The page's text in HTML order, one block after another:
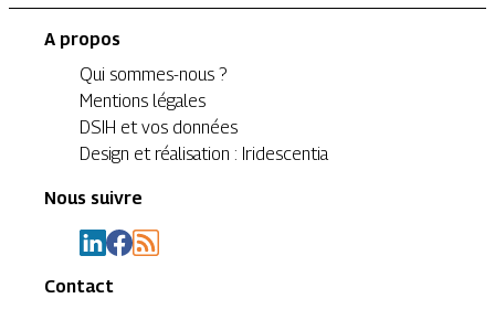
A propos
Qui sommes-nous ?
Mentions légales
DSIH et vos données
Design et réalisation : Iridescentia
Nous suivre
Contact